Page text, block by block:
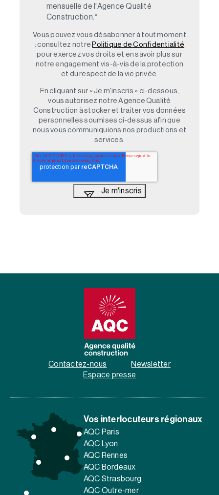
mensuelle de l'Agence Qualité
Construction. *
Vous pouvez vous désabonner à tout moment
: consultez notre Politique de Confidentialité
pour exercez vos droits et en savoir plus sur
notre engagement vis-à-vis de la protection
et du respect de la vie privée.
En cliquant sur « Je m'inscris » ci-dessous,
vous autorisez notre Agence Qualité
Construction à stocker et traiter vos données
personnelles soumises ci-dessus afin que
nous vous communiquions nos productions et
services.
Contactez-nous
Newsletter
Espace presse
Vos interlocuteurs régionaux
AQC Paris
AQC Lyon
AQC Rennes
AQC Bordeaux
AQC Strasbourg
AQC Outre-mer